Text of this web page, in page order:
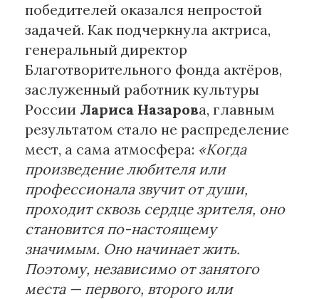
победителей оказался непростой
задачей. Как подчеркнула актриса,
генеральный директор
Благотворительного фонда актёров,
заслуженный работник культуры
России Лариса Назарова, главным
результатом стало не распределение
мест, а сама атмосфера: «Когда
произведение любителя или
профессионала звучит от души,
проходит сквозь сердце зрителя, оно
становится по-настоящему
значимым. Оно начинает жить.
Поэтому, независимо от занятого
места — первого, второго или